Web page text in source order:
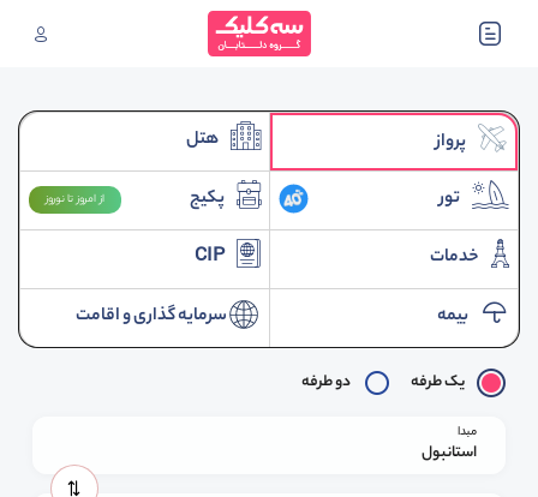
پرواز هتل
تور پکیج از امروز تا نوروز
خدمات CIP
بیمه سرمایه گذاری و اقامت
یک طرفه دو طرفه
مبدا
استانبول